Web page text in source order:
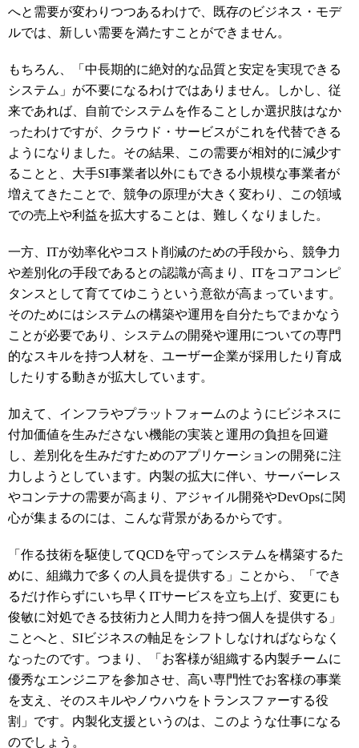
へと需要が変わりつつあるわけで、既存のビジネス・モデ
ルでは、新しい需要を満たすことができません。
もちろん、「中長期的に絶対的な品質と安定を実現できる
システム」が不要になるわけではありません。しかし、従
来であれば、自前でシステムを作ることしか選択肢はなか
ったわけですが、クラウド・サービスがこれを代替できる
ようになりました。その結果、この需要が相対的に減少す
ることと、大手SI事業者以外にもできる小規模な事業者が
増えてきたことで、競争の原理が大きく変わり、この領域
での売上や利益を拡大することは、難しくなりました。
一方、 ITが効率化やコスト削減のための手段から、競争力
や差別化の手段であるとの認識が高まり、 ITをコアコンピ
タンスとして育ててゆこうという意欲が高まっています。
そのためにはシステムの構築や運用を自分たちでまかなう
ことが必要であり、システムの開発や運用についての専門
的なスキルを持つ人材を、ユーザー企業が採用したり育成
したりする動きが拡大しています。
加えて、インフラやプラットフォームのようにビジネスに
付加価値を生みださない機能の実装と運用の負担を回避
し、差別化を生みだすためのアプリケーションの開発に注
力しようとしています。内製の拡大に伴い、サーバーレス
やコンテナの需要が高まり、アジャイル開発やDevOpsに関
心が集まるのには、こんな背景があるからです。
「作る技術を駆使してQCDを守ってシステムを構築するた
めに、組織力で多くの人員を提供する」ことから、「でき
るだけ作らずにいち早く ITサービスを立ち上げ、変更にも
俊敏に対処できる技術力と人間力を持つ個人を提供する」
ことへと、 SIビジネスの軸足をシフトしなければならなく
なったのです。つまり、「お客様が組織する内製チームに
優秀なエンジニアを参加させ、高い専門性でお客様の事業
を支え、そのスキルやノウハウをトランスファーする役
割」です。内製化支援というのは、このような仕事になる
のでしょう。